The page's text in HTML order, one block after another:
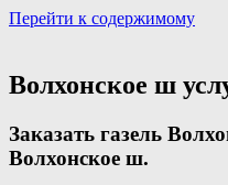
Перейти к содержимому
Волхонское ш
Заказать газель
Волхонское ш.